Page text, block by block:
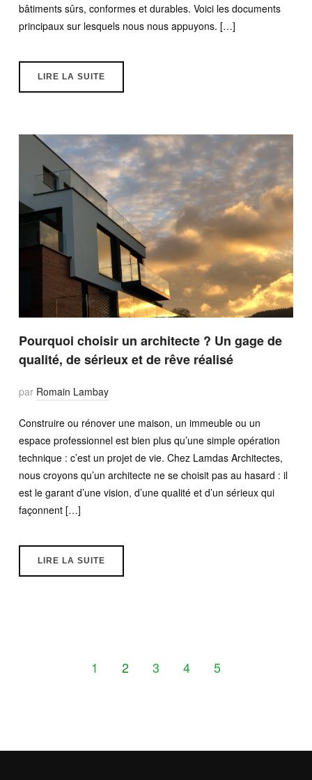
bâtiments sûrs, conformes et durables. Voici les documents
principaux sur lesquels nous nous appuyons. […]
LIRE LA SUITE
Pourquoi choisir un architecte ? Un gage de
qualité, de sérieux et de rêve réalisé
par Romain Lambay
Construire ou rénover une maison, un immeuble ou un
espace professionnel est bien plus qu’une simple opération
technique : c’est un projet de vie. Chez Lamdas Architectes,
nous croyons qu’un architecte ne se choisit pas au hasard : il
est le garant d’une vision, d’une qualité et d’un sérieux qui
façonnent […]
LIRE LA SUITE
1 2 3 4 5